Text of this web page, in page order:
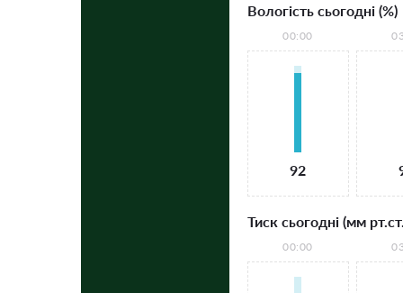
Вологість сьогодні (%)
00:00
92
Тиск сьогодні (мм
00:00